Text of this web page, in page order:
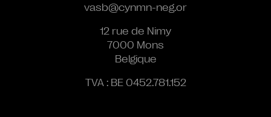
vasb@cynmn-neg.or
12 rue de Nimy
7000 Mons
Belgique
TVA : BE 0452.781.152